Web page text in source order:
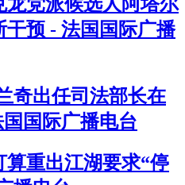
预 - 法国国际广播
奇出任司法部长在
国际广播电台
重出江湖要求“停